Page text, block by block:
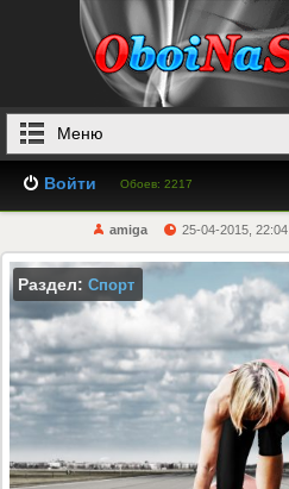
Меню
Войти Обоев: 2217
amiga 25-04-2015, 22:04
Раздел: Спорт